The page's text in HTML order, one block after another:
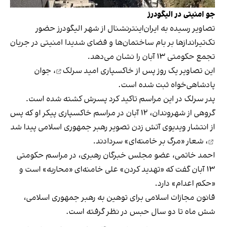
جو امنیتی در الیگودرز
تصاویر رسیده به ایران‌اینترنشنال از شهر الیگودرز حضور
تک‌تیراندازها بر بام ساختمان‌ها و فضای شدیدا امنیتی در جریان
تجمع حکومتی ۱۳ آبان را نشان می‌دهد.
این تصاویر یک روز پس از خاکسپاری امید سرلک
، جوان
پادشاهی‌خواه ثبت شده است.
پدر سرلک در این مراسم تاکید کرد پسرش کشته شده است.
گروهی از شهروندان، ۱۲ آبان در مراسم خاکسپاری پیکر او که پس
از انتشار ویدیوی آتش زدن تصویر رهبر جمهوری اسلامی پیدا شد
، شعار «مرگ بر خامنه‌ای» سردادند.
احمد خاتمی، عضو مجلس خبرگان رهبری، در مراسم حکومتی
۱۳ آبان گفت که «تهدید کردن» علی خامنه‌ای «محاربه» است و
«حکم اعدام» دارد.
قانون مجازات اسلامی برای توهین به رهبر جمهوری اسلامی،
شش ماه تا دو سال حبس در نظر گرفته است.